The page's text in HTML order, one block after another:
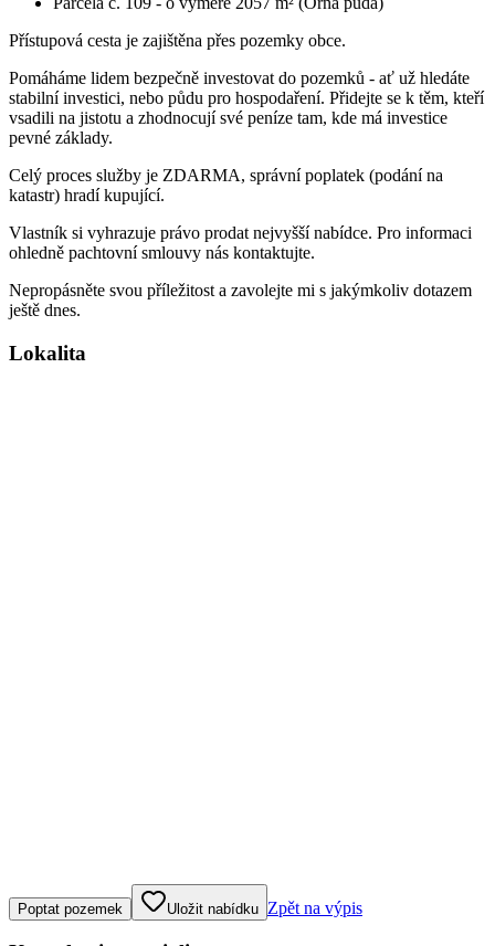
Přístupová cesta je zajištěna přes pozemky obce.
Pomáháme lidem bezpečně investovat do pozemků - ať už hledáte
stabilní investici, nebo půdu pro hospodaření. Přidejte se k těm, kteří
vsadili na jistotu a zhodnocují své peníze tam, kde má investice
pevné základy.
Celý proces služby je ZDARMA, správní poplatek (podání na
katastr) hradí kupující.
Vlastník si vyhrazuje právo prodat nejvyšší nabídce. Pro informaci
ohledně pachtovní smlouvy nás kontaktujte.
Nepropásněte svou příležitost a zavolejte mi s jakýmkoliv dotazem
ještě dnes.
Lokalita
Klepněte nebo klikněte pro ovládání mapy
Poptat pozemek Uložit nabídku Zpět na výpis